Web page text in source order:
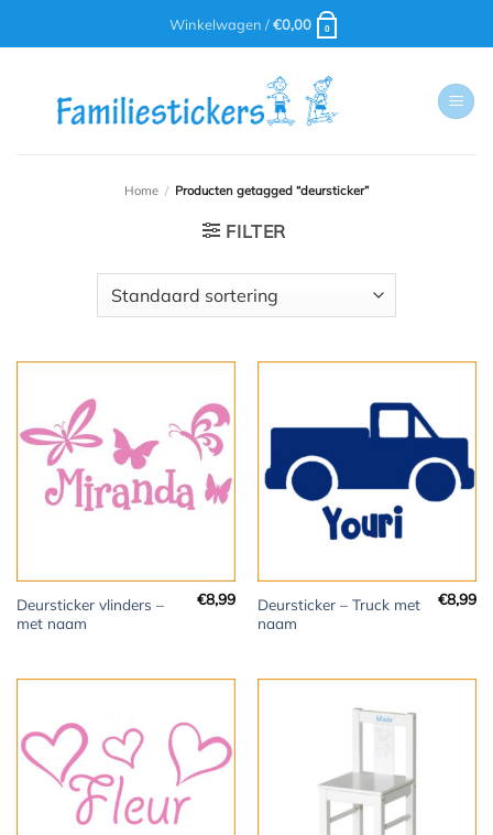
Winkelwagen /€0,00 0
Home / Producten getagged “deursticker”
FILTER
Deursticker vlinders –
met naam
€8,99
Deursticker – Truck met
naam
€8,99